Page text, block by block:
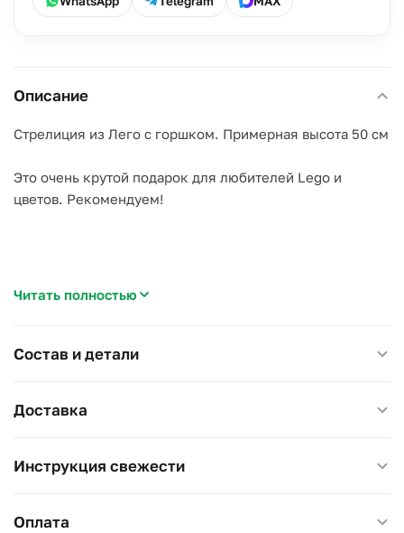
Описание
Стрелиция из Лего с горшком. Примерная высота 50 см
Это очень крутой подарок для любителей Lego и
цветов. Рекомендуем!
Читать полностью
Состав и детали
Доставка
Инструкция свежести
Оплата